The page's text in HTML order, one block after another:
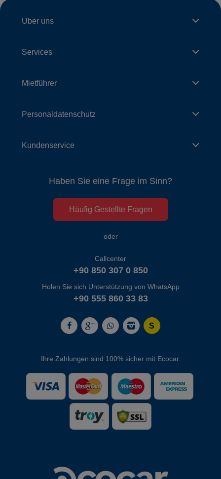
Uber uns
Services
Mietführer
Personaldatenschutz
Kundenservice
Haben Sie eine Frage im Sinn?
Häufig Gestellte Fragen
oder
Callcenter
+90 850 307 0 850
Holen Sie sich Unterstützung von WhatsApp
+90 555 860 33 83
Ihre Zahlungen sind 100% sicher mit Ecocar.